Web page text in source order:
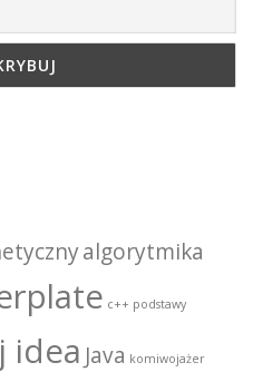
algorytmika
c++ podstawy
idea Java komiwojażer